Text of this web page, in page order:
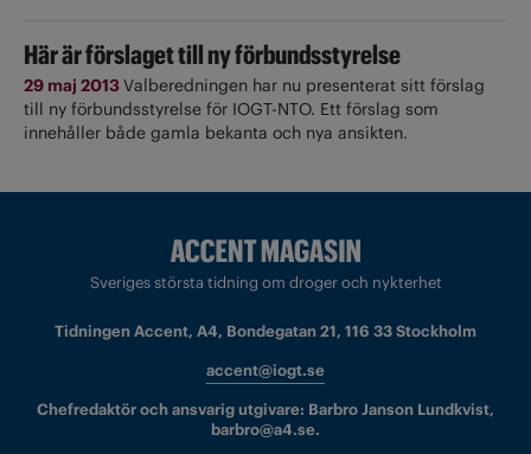
Här är förslaget till ny förbundsstyrelse
29 maj 2013Valberedningen har nu presenterat sitt förslag
till ny förbundsstyrelse för IOGT-NTO. Ett förslag som
innehåller både gamla bekanta och nya ansikten.
Sveriges största tidning om droger och nykterhet
Tidningen Accent, A4, Bondegatan 21, 116 33 Stockholm
accent@iogt.se
Chefredaktör och ansvarig utgivare: Barbro Janson Lundkvist,
barbro@a4.se.